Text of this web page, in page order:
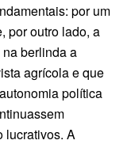
por um
por outro lado, a
berlinda a
agrícola e que
política
lucrativos. A